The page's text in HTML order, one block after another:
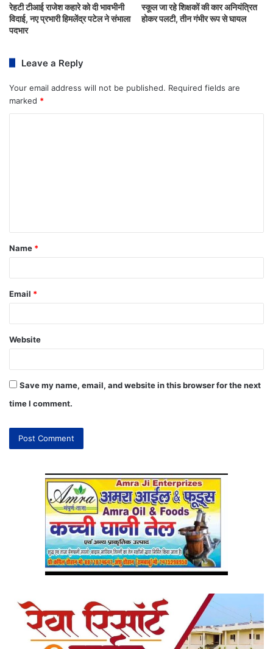
रेहटी टीआई राजेश कहारे को दी भावभीनी
विदाई, नए प्रभारी हिमलेंद्र पटेल ने संभाला
पदभार
स्कूल जा रहे शिक्षकों की कार अनियंत्रित
होकर पलटी, तीन गंभीर रूप से घायल
Leave a Reply
Your email address will not be published. Required fields are
marked *
Name *
Email *
Website
Save my name, email, and website in this browser for the next
time I comment.